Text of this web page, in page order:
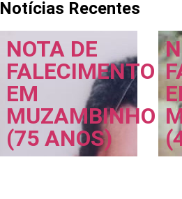
Notícias Recentes
NOTA DE
FALECIMENTO
EM
MUZAMBINHO
(75 ANOS)